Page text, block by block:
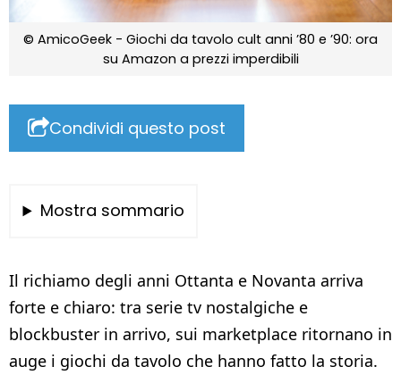
© AmicoGeek - Giochi da tavolo cult anni ’80 e ’90: ora
su Amazon a prezzi imperdibili
Condividi questo post
Mostra sommario
Il richiamo degli anni Ottanta e Novanta arriva
forte e chiaro: tra serie tv nostalgiche e
blockbuster in arrivo, sui marketplace ritornano in
auge i giochi da tavolo che hanno fatto la storia.